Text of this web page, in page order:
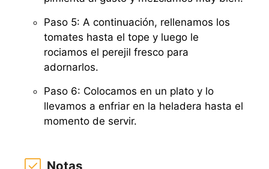
Paso 5: A continuación, rellenamos los
tomates hasta el tope y luego le
rociamos el perejil fresco para
adornarlos.
Paso 6: Colocamos en un plato y lo
llevamos a enfriar en la heladera hasta el
momento de servir.
Notas